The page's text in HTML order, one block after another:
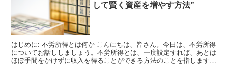
して賢く資産を増やす方法”
はじめに: 不労所得とは何か こんにちは、皆さん。今日は、不労所得
についてお話ししましょう。不労所得とは、一度設定すれば、あとは
ほぼ手間をかけずに収入を得ることができる方法のことを指します。